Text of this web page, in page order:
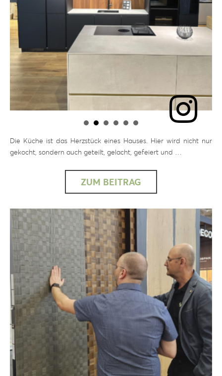
Die Küche ist das Herzstück eines Hauses. Hier wird nicht nur
gekocht, sondern auch geteilt, gelacht, gefeiert und …
ZUM BEITRAG